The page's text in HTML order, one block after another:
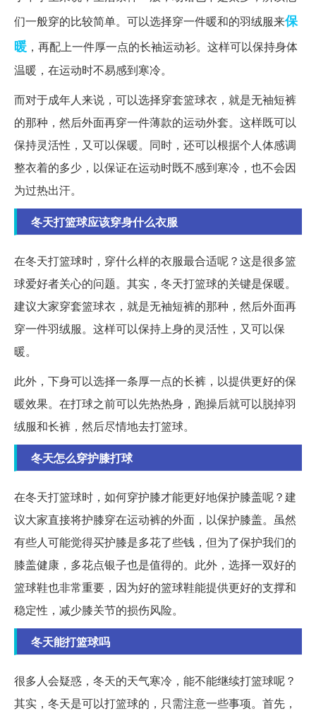
们一般穿的比较简单。可以选择穿一件暖和的羽绒服来保
暖 ，再配上一件厚一点的长袖运动衫。这样可以保持身体
温暖，在运动时不易感到寒冷。
而对于成年人来说，可以选择穿套篮球衣，就是无袖短裤
的那种，然后外面再穿一件薄款的运动外套。这样既可以
保持灵活性，又可以保暖。同时，还可以根据个人体感调
整衣着的多少，以保证在运动时既不感到寒冷，也不会因
为过热出汗。
冬天打篮球应该穿身什么衣服
在冬天打篮球时，穿什么样的衣服最合适呢？这是很多篮
球爱好者关心的问题。其实，冬天打篮球的关键是保暖。
建议大家穿套篮球衣，就是无袖短裤的那种，然后外面再
穿一件羽绒服。这样可以保持上身的灵活性，又可以保
暖。
此外，下身可以选择一条厚一点的长裤，以提供更好的保
暖效果。在打球之前可以先热热身，跑操后就可以脱掉羽
绒服和长裤，然后尽情地去打篮球。
冬天怎么穿护膝打球
在冬天打篮球时，如何穿护膝才能更好地保护膝盖呢？建
议大家直接将护膝穿在运动裤的外面，以保护膝盖。虽然
有些人可能觉得买护膝是多花了些钱，但为了保护我们的
膝盖健康，多花点银子也是值得的。此外，选择一双好的
篮球鞋也非常重要，因为好的篮球鞋能提供更好的支撑和
稳定性，减少膝关节的损伤风险。
冬天能打篮球吗
很多人会疑惑，冬天的天气寒冷，能不能继续打篮球呢？
其实，冬天是可以打篮球的，只需注意一些事项。首先，